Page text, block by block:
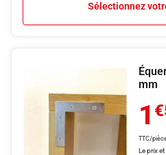
Sélectionnez
mm
1
TTC/
Le prix